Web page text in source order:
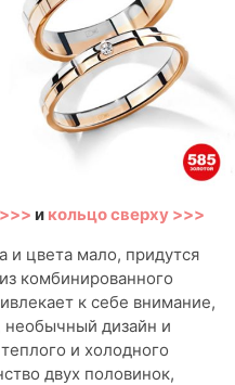
и кольцо сверху >>>
и цвета мало, придутся
комбинированного
к себе внимание,
необычный дизайн и
и холодного
двух половинок,